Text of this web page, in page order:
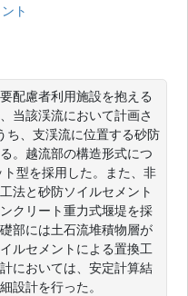
ト
配慮者利用施設を抱える
当該渓流において計画さ
ち、支渓流に位置する砂防
。越流部の構造形式につ
型を採用した。また、非
法と砂防ソイルセメント
クリート重力式堰堤を採
部には土石流堆積物層が
ルセメントによる置換工
においては、安定計算結
設計を行った。